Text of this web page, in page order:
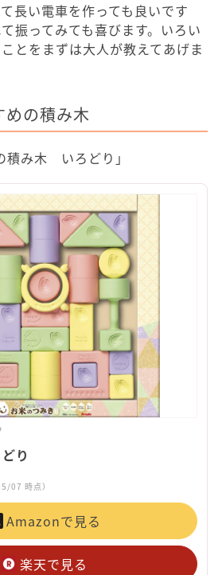
長い電車を作っても良いです
振ってみても喜びます。いろい
とをまずは大人が教えてあげま
の積み木
積み木 いろどり」
り
07 時点）
Amazonで見る
楽天で見る